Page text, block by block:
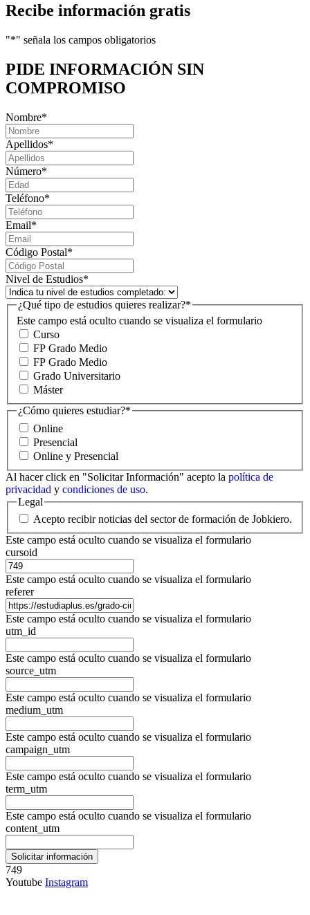
Recibe información gratis
"*" señala los campos obligatorios
PIDE INFORMACIÓN SIN
COMPROMISO
Nombre*
Apellidos*
Número*
Teléfono*
Email*
Código Postal*
Nivel de Estudios*
Este campo está oculto cuando se visualiza el formulario
¿Qué tipo de estudios quieres realizar?*
Curso
FP Grado Medio
FP Grado Medio
Grado Universitario
Máster
¿Cómo quieres estudiar?*
Online
Presencial
Online y Presencial
Al hacer click en "Solicitar Información" acepto la política de
privacidad y condiciones de uso.
Legal
Acepto recibir noticias del sector de formación de Jobkiero.
Este campo está oculto cuando se visualiza el formulario
cursoid
Este campo está oculto cuando se visualiza el formulario
referer
Este campo está oculto cuando se visualiza el formulario
utm_id
Este campo está oculto cuando se visualiza el formulario
source_utm
Este campo está oculto cuando se visualiza el formulario
medium_utm
Este campo está oculto cuando se visualiza el formulario
campaign_utm
Este campo está oculto cuando se visualiza el formulario
term_utm
Este campo está oculto cuando se visualiza el formulario
content_utm
749
Youtube Instagram